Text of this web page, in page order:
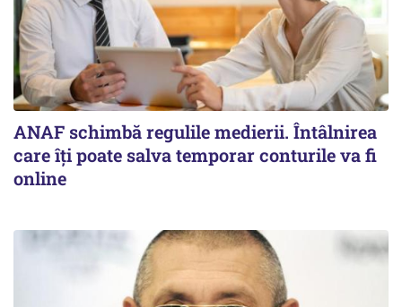
ANAF schimbă regulile medierii. Întâlnirea
care îți poate salva temporar conturile va fi
online